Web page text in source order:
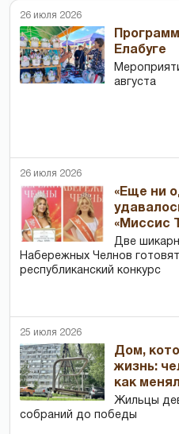
26 июля 2026
Елабуге
августа
26 июля 2026
«Еще ни
«Миссис
Две
Набережных Челнов
республиканский конкурс
25 июля 2026
Дом,
жизнь:
как
Жильцы
собраний до победы